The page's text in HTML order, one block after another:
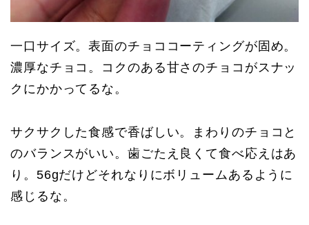
一口サイズ。表面のチョココーティングが固め。
濃厚なチョコ。コクのある甘さのチョコがスナッ
クにかかってるな。
サクサクした食感で香ばしい。まわりのチョコと
のバランスがいい。歯ごたえ良くて食べ応えはあ
り。56gだけどそれなりにボリュームあるように
感じるな。